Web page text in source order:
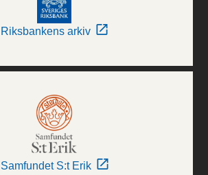
Riksbankens arkiv
Samfundet S:t Erik